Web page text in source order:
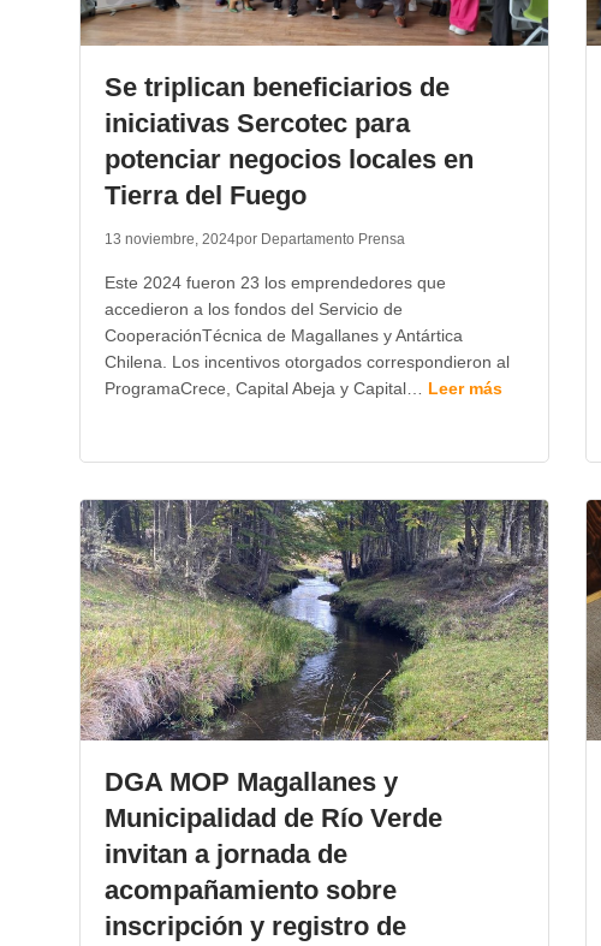
Se triplican beneficiarios de
iniciativas Sercotec para
potenciar negocios locales en
Tierra del Fuego
13 noviembre, 2024por Departamento Prensa
Este 2024 fueron 23 los emprendedores que
accedieron a los fondos del Servicio de
CooperaciónTécnica de Magallanes y Antártica
Chilena. Los incentivos otorgados correspondieron al
ProgramaCrece, Capital Abeja y Capital… Leer más
DGA MOP Magallanes y
Municipalidad de Río Verde
invitan a jornada de
acompañamiento sobre
inscripción y registro de